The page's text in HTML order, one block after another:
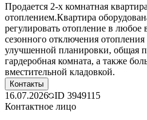
Продается 2-х комнатная
отоплением.Квартира
регулировать отопление в любое
сезонного отключения
улучшенной планировки, общая
гардеробная комната, а также
вместительной кладовкой.
Контакты
16.07.2026 ID 3949115
Контактное лицо